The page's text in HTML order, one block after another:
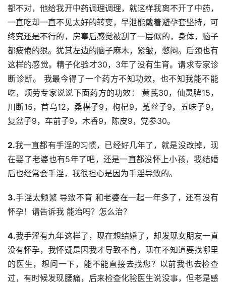
都不对，他给我开中药调理调理，就这样我离不开了中药，
一直吃却一直不见太好的转变，早泄能戴着避孕套坚持，可
终究还是不行的，房事后感觉被刮了一层似的，身体，脑子
都疲倦的狠。犹其左边的脑子麻木，紧皱，憋闷。后颈也有
这样的感觉。精子化验才30，3年了没有生育。请求专家诊
断诊断。 我最今得了一个药方不知功效，也不知我能不能
吃，烦劳专家说说下面药方的功效： 黄芪30，仙灵脾15，
川断15，首乌12，桑椹子9，枸杞9，菟丝子9，五味子9，
复盆子9，车前子9，木香9，陈皮9，党参30。
2.我一直都有手淫的习惯，已经好几年了，就是没改掉，现
在娶了老婆也有5年了吧，还是一直都没怀上小孩，我结婚
后也经常会手淫，我很担心是因为手淫导致的。
3.手淫太频繁 导致不育 和老婆在一起一年多了，还有没有
怀孕！请告诉我 能治吗？怎么治？
4.我手淫有九年这样了，现在想结婚了，却发现女朋友一直
没有怀孕，我怀疑是因我才导致不育，现在不知道要找哪里
的医生，想问一下，能不能直接去找您？以前我也去检查
过，有时候发现腰痛，后来检查化验医生说没事，但老是感